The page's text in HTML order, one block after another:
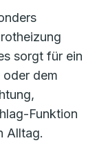
sorgt für ein
dem
Funktion
Alltag.